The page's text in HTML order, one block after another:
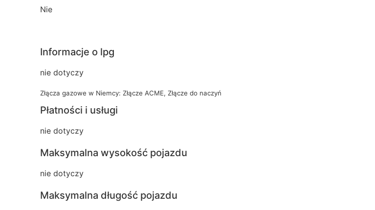
Nie
Informacje o lpg
nie dotyczy
Złącza gazowe w Niemcy: Złącze ACME, Złącze do naczyń
Płatności i usługi
nie dotyczy
Maksymalna wysokość pojazdu
nie dotyczy
Maksymalna długość pojazdu